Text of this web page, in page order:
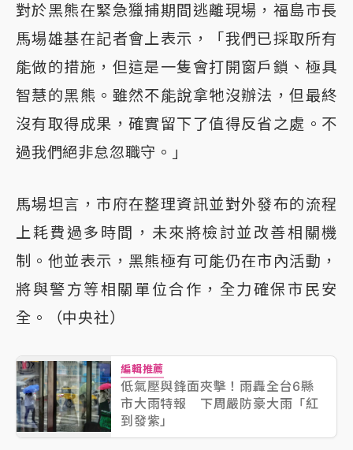
對於黑熊在緊急獵捕期間逃離現場，福島市長
馬場雄基在記者會上表示，「我們已採取所有
能做的措施，但這是一隻會打開窗戶鎖、極具
智慧的黑熊。雖然不能說拿牠沒辦法，但最終
沒有取得成果，確實留下了值得反省之處。不
過我們絕非怠忽職守。」
馬場坦言，市府在整理資訊並對外發布的流程
上耗費過多時間，未來將檢討並改善相關機
制。他並表示，黑熊極有可能仍在市內活動，
將與警方等相關單位合作，全力確保市民安
全。（中央社）
編輯推薦
低氣壓與鋒面夾擊！雨轟全台6縣
市大雨特報 下周嚴防豪大雨「紅
到發紫」